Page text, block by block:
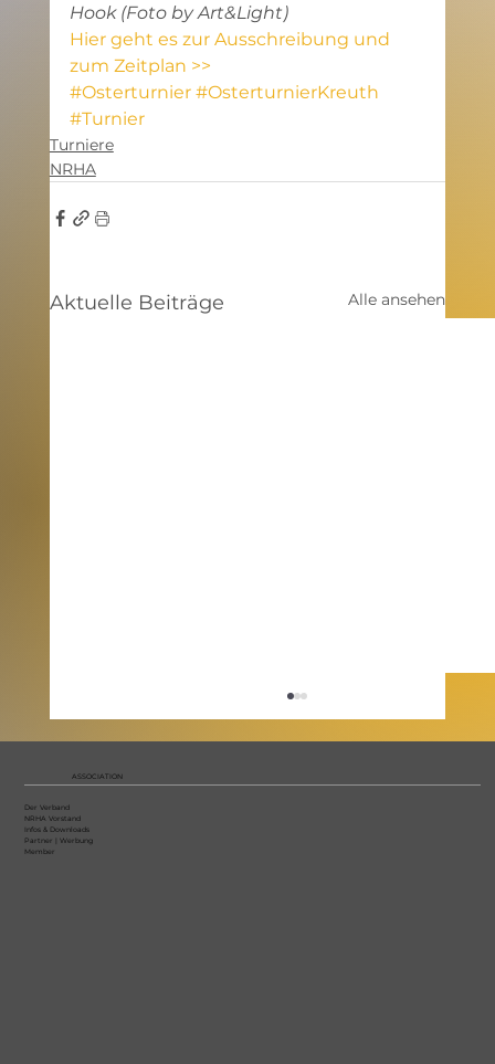
Hook (Foto by Art&Light)
Hier geht es zur Ausschreibung und
zum Zeitplan >>
#Osterturnier #OsterturnierKreuth
#Turnier
Turniere
NRHA
Aktuelle Beiträge Alle ansehen
ASSOCIATION
Der Verband
NRHA Vorstand
Infos & Downloads
Partner | Werbung
Member